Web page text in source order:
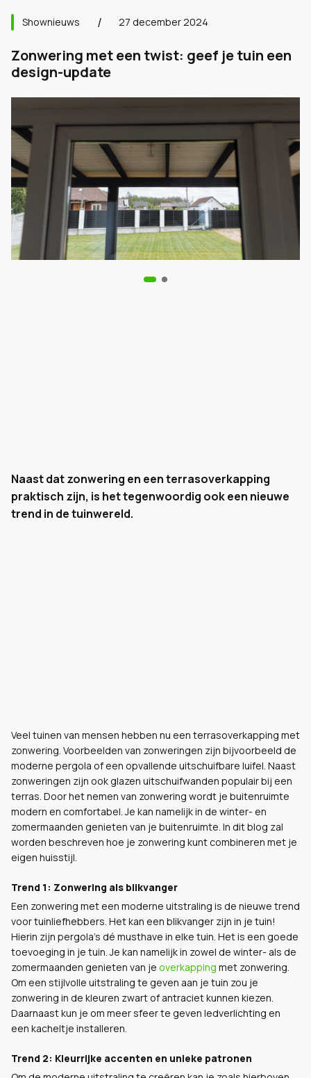
Shownieuws 27 december 2024
Zonwering met een twist: geef je tuin een
design-update
Naast dat zonwering en een terrasoverkapping
praktisch zijn, is het tegenwoordig ook een nieuwe
trend in de tuinwereld.
Veel tuinen van mensen hebben nu een terrasoverkapping met
zonwering. Voorbeelden van zonweringen zijn bijvoorbeeld de
moderne pergola of een opvallende uitschuifbare luifel. Naast
zonweringen zijn ook glazen uitschuifwanden populair bij een
terras. Door het nemen van zonwering wordt je buitenruimte
modern en comfortabel. Je kan namelijk in de winter- en
zomermaanden genieten van je buitenruimte. In dit blog zal
worden beschreven hoe je zonwering kunt combineren met je
eigen huisstijl.
Trend 1: Zonwering als blikvanger
Een zonwering met een moderne uitstraling is de nieuwe trend
voor tuinliefhebbers. Het kan een blikvanger zijn in je tuin!
Hierin zijn pergola’s dé musthave in elke tuin. Het is een goede
toevoeging in je tuin. Je kan namelijk in zowel de winter- als de
zomermaanden genieten van je overkapping met zonwering.
Om een stijlvolle uitstraling te geven aan je tuin zou je
zonwering in de kleuren zwart of antraciet kunnen kiezen.
Daarnaast kun je om meer sfeer te geven ledverlichting en
een kacheltje installeren.
Trend 2: Kleurrijke accenten en unieke patronen